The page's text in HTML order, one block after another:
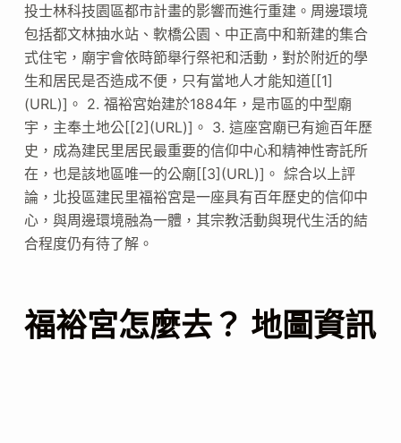
投士林科技園區都市計畫的影響而進行重建。周邊環境
包括都文林抽水站、軟橋公園、中正高中和新建的集合
式住宅，廟宇會依時節舉行祭祀和活動，對於附近的學
生和居民是否造成不便，只有當地人才能知道[[1]
(URL)]。 2. 福裕宮始建於1884年，是市區的中型廟
宇，主奉土地公[[2](URL)]。 3. 這座宮廟已有逾百年歷
史，成為建民里居民最重要的信仰中心和精神性寄託所
在，也是該地區唯一的公廟[[3](URL)]。 綜合以上評
論，北投區建民里福裕宮是一座具有百年歷史的信仰中
心，與周邊環境融為一體，其宗教活動與現代生活的結
合程度仍有待了解。
福裕宮怎麼去？ 地圖資訊